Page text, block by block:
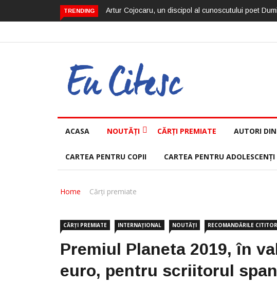
TRENDING Artur Cojocaru, un discipol al cunoscutului poet
ACASA NOUTĂȚI CĂRȚI PREMIATE AUTORI
CARTEA PENTRU COPII CARTEA PENTRU ADOLESCENȚI
Home Cărți premiate
CĂRȚI PREMIATE INTERNAȚIONAL NOUTĂȚI RECOMANDĂRILE
Premiul Planeta 2019, în
euro, pentru scriitorul